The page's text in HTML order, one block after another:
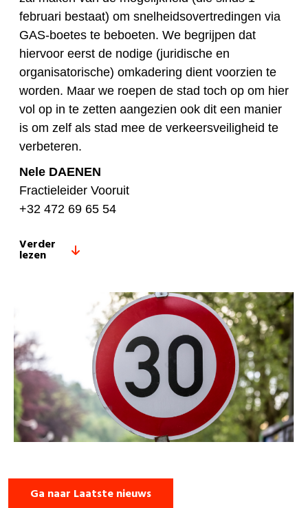
februari bestaat) om snelheidsovertredingen via
GAS-boetes te beboeten. We begrijpen dat
hiervoor eerst de nodige (juridische en
organisatorische) omkadering dient voorzien te
worden. Maar we roepen de stad toch op om hier
vol op in te zetten aangezien ook dit een manier
is om zelf als stad mee de verkeersveiligheid te
verbeteren.
Nele DAENEN
Fractieleider Vooruit
+32 472 69 65 54
Verder
lezen
Ga naar Laatste nieuws